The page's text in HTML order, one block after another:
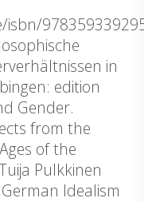
in
edition
Gender.
from the
of the
Pulkkinen
Idealism